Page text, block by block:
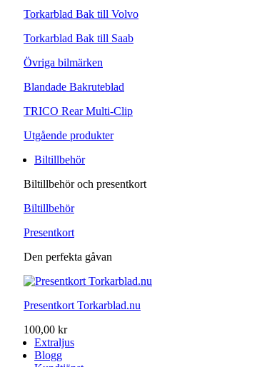
Torkarblad Bak till Volvo
Torkarblad Bak till Saab
Övriga bilmärken
Blandade Bakruteblad
TRICO Rear Multi-Clip
Utgående produkter
Biltillbehör
Biltillbehör och presentkort
Biltillbehör
Presentkort
Den perfekta gåvan
Presentkort Torkarblad.nu
100,00 kr
Extraljus
Blogg